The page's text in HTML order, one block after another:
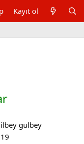
Kayıt ol
gulbey